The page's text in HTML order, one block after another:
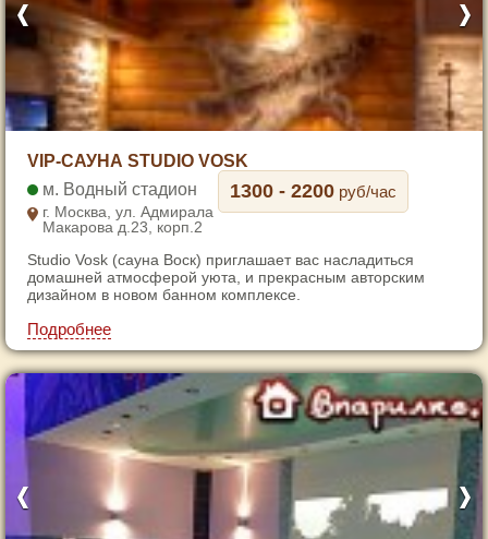
VIP-САУНА STUDIO VOSK
Водный стадион
г. Москва, ул. Адмирала
Макарова д.23, корп.2
1300 - 2200 руб/час
Studio Vosk (сауна Воск) приглашает вас насладиться
домашней атмосферой уюта, и прекрасным авторским
дизайном в новом банном комплексе.
Подробнее